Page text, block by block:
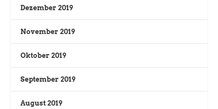
Dezember 2019
November 2019
Oktober 2019
September 2019
August 2019